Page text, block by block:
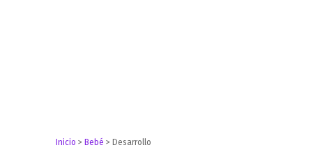
Inicio > Bebé > Desarrollo